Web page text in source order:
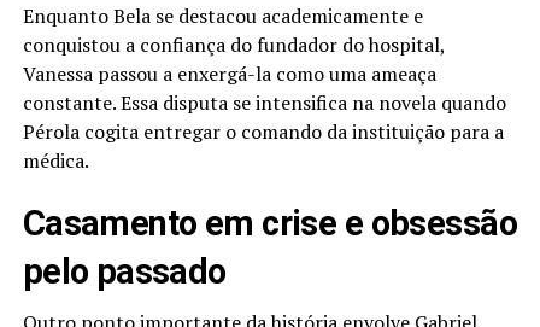
Enquanto Bela se destacou academicamente e
conquistou a confiança do fundador do hospital,
Vanessa passou a enxergá-la como uma ameaça
constante. Essa disputa se intensifica na novela quando
Pérola cogita entregar o comando da instituição para a
médica.
Casamento em crise e obsessão
pelo passado
Outro ponto importante da história envolve Gabriel